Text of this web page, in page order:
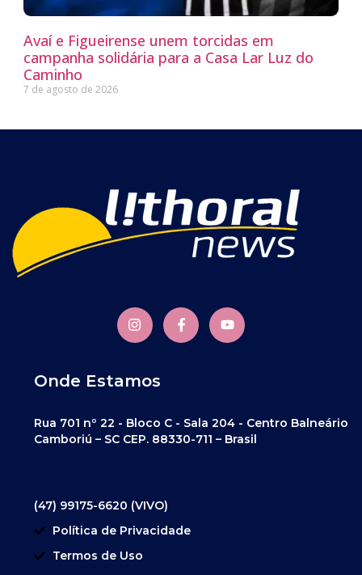
Avaí e Figueirense unem torcidas em
campanha solidária para a Casa Lar Luz do
Caminho
7 de agosto de 2026
Onde Estamos
Rua 701 nº 22 - Bloco C - Sala 204 - Centro Balneário
Camboriú – SC CEP. 88330-711 – Brasil
(47) 99175-6620 (VIVO)
Política de Privacidade
Termos de Uso